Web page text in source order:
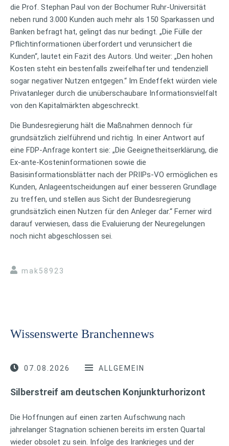
die Prof. Stephan Paul von der Bochumer Ruhr-Universität
neben rund 3.000 Kunden auch mehr als 150 Sparkassen und
Banken befragt hat, gelingt das nur bedingt. „Die Fülle der
Pflichtinformationen überfordert und verunsichert die
Kunden“, lautet ein Fazit des Autors. Und weiter: „Den hohen
Kosten steht ein bestenfalls zweifelhafter und tendenziell
sogar negativer Nutzen entgegen.“ Im Endeffekt würden viele
Privatanleger durch die unüberschaubare Informationsvielfalt
von den Kapitalmärkten abgeschreckt.
Die Bundesregierung hält die Maßnahmen dennoch für
grundsätzlich zielführend und richtig. In einer Antwort auf
eine FDP-Anfrage kontert sie: „Die Geeignetheitserklärung, die
Ex-ante-Kosteninformationen sowie die
Basisinformationsblätter nach der PRIIPs-VO ermöglichen es
Kunden, Anlageentscheidungen auf einer besseren Grundlage
zu treffen, und stellen aus Sicht der Bundesregierung
grundsätzlich einen Nutzen für den Anleger dar.“ Ferner wird
darauf verwiesen, dass die Evaluierung der Neuregelungen
noch nicht abgeschlossen sei.
mak58923
Wissenswerte Branchennews
07.08.2026 ALLGEMEIN
Silberstreif am deutschen Konjunkturhorizont
Die Hoffnungen auf einen zarten Aufschwung nach
jahrelanger Stagnation schienen bereits im ersten Quartal
wieder obsolet zu sein. Infolge des Irankrieges und der